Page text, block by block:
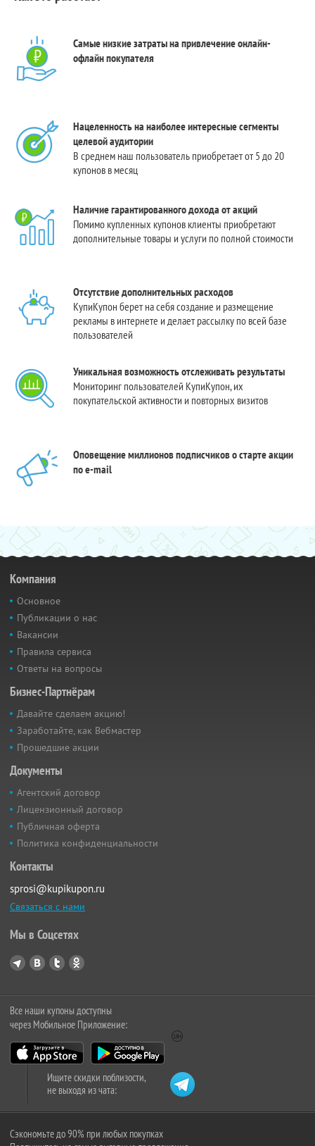
Самые низкие затраты на привлечение онлайн-
офлайн покупателя
Нацеленность на наиболее интересные сегменты
целевой аудитории
В среднем наш пользователь приобретает от 5 до 20
купонов в месяц
Наличие гарантированного дохода от акций
Помимо купленных купонов клиенты приобретают
дополнительные товары и услуги по полной стоимости
Отсутствие дополнительных расходов
КупиКупон берет на себя создание и размещение
рекламы в интернете и делает рассылку по всей базе
пользователей
Уникальная возможность отслеживать результаты
Мониторинг пользователей КупиКупон, их
покупательской активности и повторных визитов
Оповещение миллионов подписчиков о старте акции
по e-mail
Компания
Основное
Публикации о нас
Вакансии
Правила сервиса
Ответы на вопросы
Бизнес-Партнёрам
Давайте сделаем акцию!
Заработайте, как Вебмастер
Прошедшие акции
Документы
Агентский договор
Лицензионный договор
Публичная оферта
Политика конфиденциальности
Контакты
sprosi@kupikupon.ru
Связаться с нами
Мы в Соцсетях
Все наши купоны доступны
через Мобильное Приложение:
Ищите скидки поблизости,
не выходя из чата:
Сэкономьте до 90% при любых покупках